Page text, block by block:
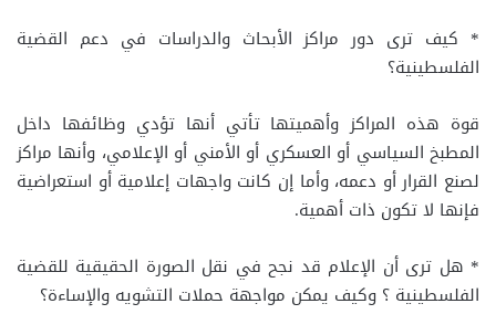
* كيف ترى دور مراكز الأبحاث والدراسات في دعم القضية
الفلسطينية؟
قوة هذه المراكز وأهميتها تأتي أنها تؤدي وظائفها داخل
المطبخ السياسي أو العسكري أو الأمني أو الإعلامي، وأنها مراكز
لصنع القرار أو دعمه، وأما إن كانت واجهات إعلامية أو استعراضية
فإنها لا تكون ذات أهمية.
* هل ترى أن الإعلام قد نجح في نقل الصورة الحقيقية للقضية
الفلسطينية ؟ وكيف يمكن مواجهة حملات التشويه والإساءة؟